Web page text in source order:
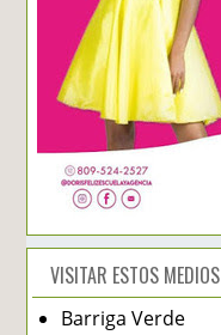
VISITAR ESTOS MEDIOS
Barriga Verde